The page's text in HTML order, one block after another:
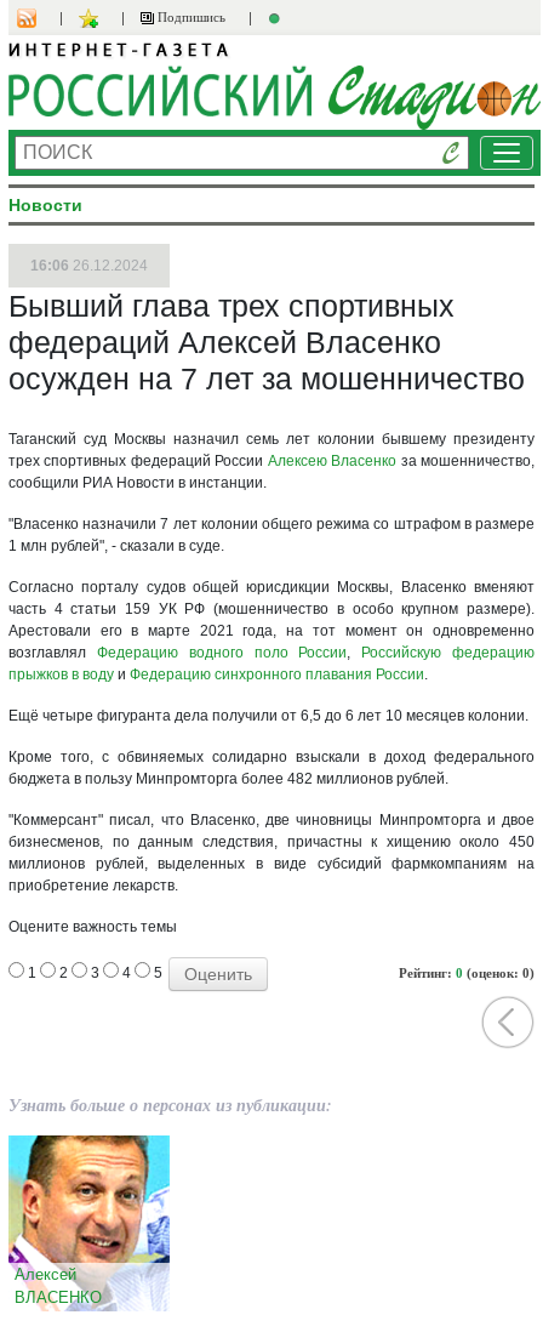
Подпишись
Новости
16:06 26.12.2024
Бывший глава трех спортивных
федераций Алексей Власенко
осужден на 7 лет за мошенничество
Таганский суд Москвы назначил семь лет колонии бывшему президенту
трех спортивных федераций России Алексею Власенко за мошенничество,
сообщили РИА Новости в инстанции.
"Власенко назначили 7 лет колонии общего режима со штрафом в размере
1 млн рублей", - сказали в суде.
Согласно порталу судов общей юрисдикции Москвы, Власенко вменяют
часть 4 статьи 159 УК РФ (мошенничество в особо крупном размере).
Арестовали его в марте 2021 года, на тот момент он одновременно
возглавлял Федерацию водного поло России,
Российскую федерацию
прыжков в воду и Федерацию синхронного плавания России.
Ещё четыре фигуранта дела получили от 6,5 до 6 лет 10 месяцев колонии.
Кроме того, с обвиняемых солидарно взыскали в доход федерального
бюджета в пользу Минпромторга более 482 миллионов рублей.
"Коммерсант" писал, что Власенко, две чиновницы Минпромторга и двое
бизнесменов, по данным следствия, причастны к хищению около 450
миллионов рублей, выделенных в виде субсидий фармкомпаниям на
приобретение лекарств.
Оцените важность темы
Рейтинг: 0 (оценок: 0)
1 2 3 4 5
Узнать больше о персонах из публикации:
Алексей
ВЛАСЕНКО